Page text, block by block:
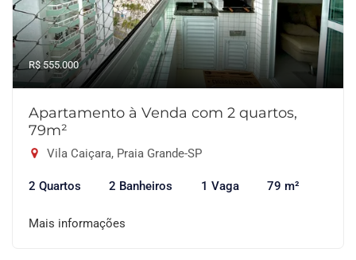
R$ 555.000
Apartamento à Venda com 2 quartos,
79m²
Vila Caiçara, Praia Grande-SP
2 Quartos 2 Banheiros 1 Vaga 79 m²
Mais informações